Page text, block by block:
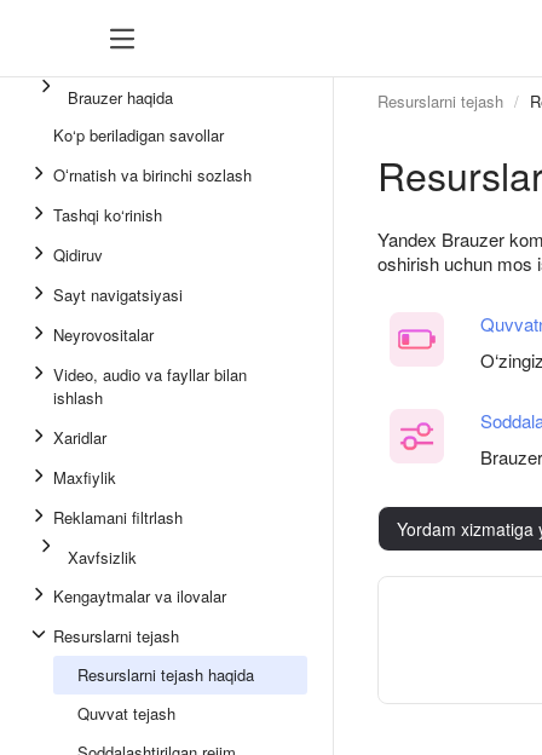
Brauzer haqida
Ko‘p beriladigan savollar
Oʻrnatish va birinchi sozlash
Tashqi ko‘rinish
Qidiruv
Sayt navigatsiyasi
Neyrovositalar
Video, audio va fayllar bilan
ishlash
Xaridlar
Maxfiylik
Reklamani filtrlash
Xavfsizlik
Kengaytmalar va ilovalar
Resurslarni tejash
Resurslarni tejash haqida
Quvvat tejash
Resurslarni tejash
Yandex Brauzer
oshirish uchun mos
Yordam xizmatiga